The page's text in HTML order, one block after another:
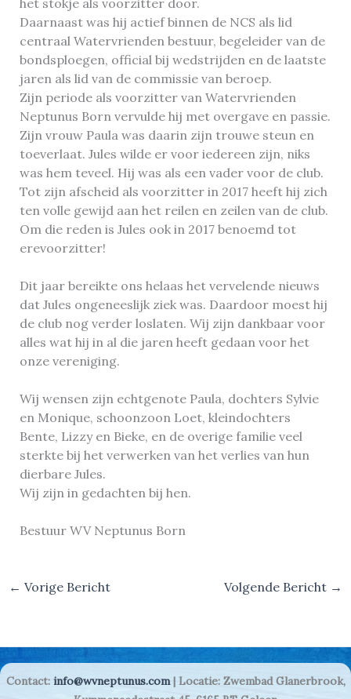
het stokje als voorzitter door.
Daarnaast was hij actief binnen de NCS als lid
centraal Watervrienden bestuur, begeleider van de
bondsploegen, official bij wedstrijden en de laatste
jaren als lid van de commissie van beroep.
Zijn periode als voorzitter van Watervrienden
Neptunus Born vervulde hij met overgave en passie.
Zijn vrouw Paula was daarin zijn trouwe steun en
toeverlaat. Jules wilde er voor iedereen zijn, niks
was hem teveel. Hij was als een vader voor de club.
Tot zijn afscheid als voorzitter in 2017 heeft hij zich
ten volle gewijd aan het reilen en zeilen van de club.
Om die reden is Jules ook in 2017 benoemd tot
erevoorzitter!
Dit jaar bereikte ons helaas het vervelende nieuws
dat Jules ongeneeslijk ziek was. Daardoor moest hij
de club nog verder loslaten. Wij zijn dankbaar voor
alles wat hij in al die jaren heeft gedaan voor het
onze vereniging.
Wij wensen zijn echtgenote Paula, dochters Sylvie
en Monique, schoonzoon Loet, kleindochters
Bente, Lizzy en Bieke, en de overige familie veel
sterkte bij het verwerken van het verlies van hun
dierbare Jules.
Wij zijn in gedachten bij hen.
Bestuur WV Neptunus Born
← Vorige Bericht Volgende Bericht →
Contact: info@wvneptunus.com| Locatie: Zwembad Glanerbrook,